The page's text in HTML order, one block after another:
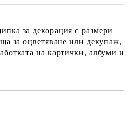
за декорация с размери
за оцветяване или декупаж,
на картички, албуми и